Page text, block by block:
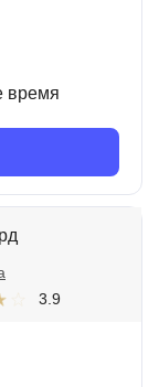
время
3.9